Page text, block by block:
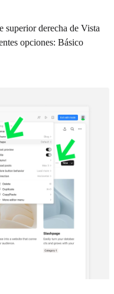
superior derecha de Vista
opciones: Básico